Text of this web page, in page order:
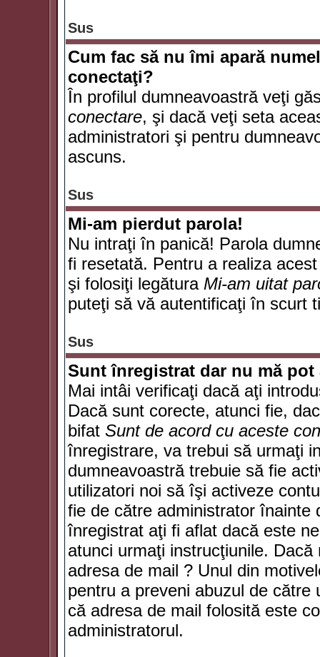
Sus
Cum fac să nu îmi apară
conectaţi?
În profilul dumneavoastră veţi
conectare, şi dacă veţi seta
administratori şi pentru
ascuns.
Sus
Mi-am pierdut parola!
Nu intraţi în panică! Parola
fi resetată. Pentru a realiza
şi folosiţi legătura Mi-am uitat
puteţi să vă autentificaţi în scurt
Sus
Sunt înregistrat dar nu mă
Mai intâi verificaţi dacă aţi
Dacă sunt corecte, atunci fie,
bifat Sunt de acord cu aceste
înregistrare, va trebui să urmaţi
dumneavoastră trebuie să fie
utilizatori noi să îşi activeze
fie de către administrator înainte
înregistrat aţi fi aflat dacă este
atunci urmaţi instrucţiunile.
adresa de mail ? Unul din
pentru a preveni abuzul de către
că adresa de mail folosită este
administratorul.